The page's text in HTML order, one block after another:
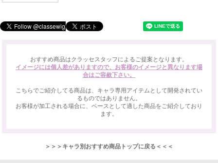
おすすめ商品はクラッセスタッフによるご提案となります。
イメージには個人差がありますので、お客様のイメージと異なります場
合はご容赦下さい。
こちらでご紹介してる商品は、キャラ専用アイテムとして開発されてい
るものではありません。
お客様が加工される場合に、ベースとして適した商品をご紹介しており
ます。
＞＞＞キャラ別おすすめ商品トップに戻る＜＜＜